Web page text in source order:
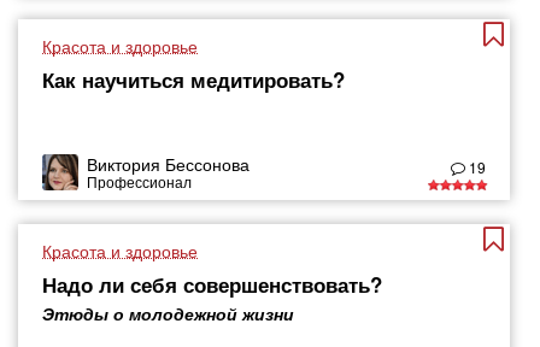
Красота и здоровье
Как научиться медитировать?
Виктория Бессонова
Профессионал
19
Красота и здоровье
Надо ли себя совершенствовать?
Этюды о молодежной жизни